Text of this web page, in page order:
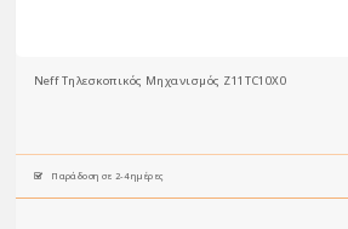
Neff Τηλεσκοπικός Μηχανισμός Z11TC10X0
Παράδοση σε 2-4 ημέρες